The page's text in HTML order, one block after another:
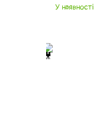
У наявності